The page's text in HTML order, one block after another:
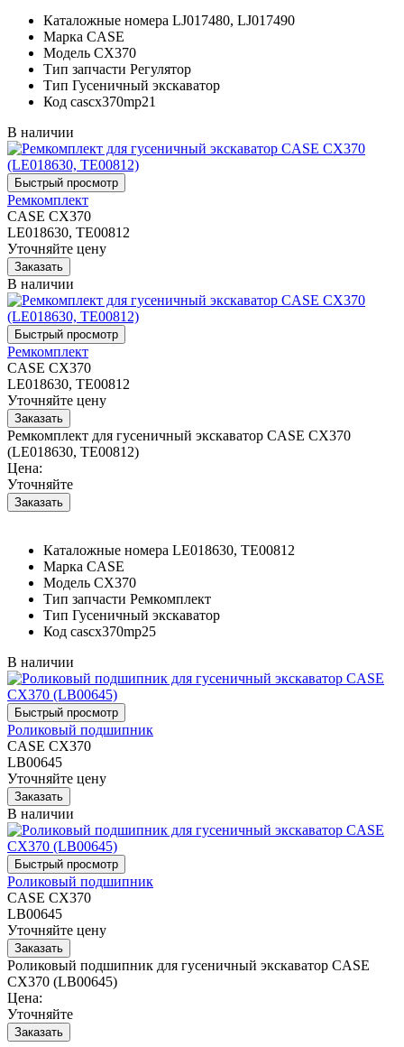
Каталожные номера LJ017480, LJ017490
Марка CASE
Модель CX370
Тип запчасти Регулятор
Тип Гусеничный экскаватор
Код cascx370mp21
В наличии
Ремкомплект
CASE CX370
LE018630, TE00812
Уточняйте цену
В наличии
Ремкомплект
CASE CX370
LE018630, TE00812
Уточняйте цену
Ремкомплект для гусеничный экскаватор CASE CX370
(LE018630, TE00812)
Цена:
Уточняйте
Каталожные номера LE018630, TE00812
Марка CASE
Модель CX370
Тип запчасти Ремкомплект
Тип Гусеничный экскаватор
Код cascx370mp25
В наличии
Роликовый подшипник
CASE CX370
LB00645
Уточняйте цену
В наличии
Роликовый подшипник
CASE CX370
LB00645
Уточняйте цену
Роликовый подшипник для гусеничный экскаватор CASE
CX370 (LB00645)
Цена:
Уточняйте